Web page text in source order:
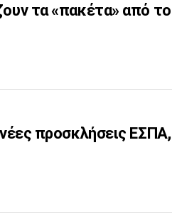
τα «πακέτα» από το
προσκλήσεις ΕΣΠΑ,